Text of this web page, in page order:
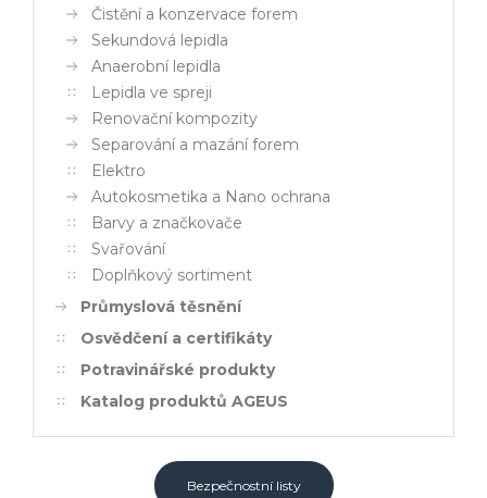
Čistění a konzervace forem
Sekundová lepidla
Anaerobní lepidla
Lepidla ve spreji
Renovační kompozity
Separování a mazání forem
Elektro
Autokosmetika a Nano ochrana
Barvy a značkovače
Svařování
Doplňkový sortiment
Průmyslová těsnění
Osvědčení a certifikáty
Potravinářské produkty
Katalog produktů AGEUS
Bezpečnostní listy